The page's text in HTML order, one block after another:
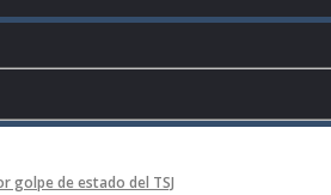
golpe de estado del TSJ